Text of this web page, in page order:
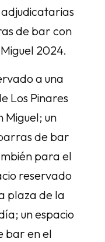
de bar con
2024.
a una
Los Pinares
Miguel; un
de bar
para el
reservado
plaza de la
un espacio
bar en el